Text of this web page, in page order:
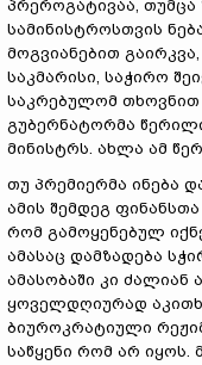
პრეროგატივაა,
სამინისტროსთვის
მოგვიანებით
საკმარისი, საჭირო
საკრებულომ თხოვნით
გუბერნატორმა
მინისტრს. ახლა ამ
თუ პრემიერმა ინება
ამის შემდეგ
რომ გამოყენებულ
ამასაც დამზადება
ამასობაში კი ძალიან
ყოველდღიურად
ბიუროკრატიული
საწყენი რომ არ იყოს.